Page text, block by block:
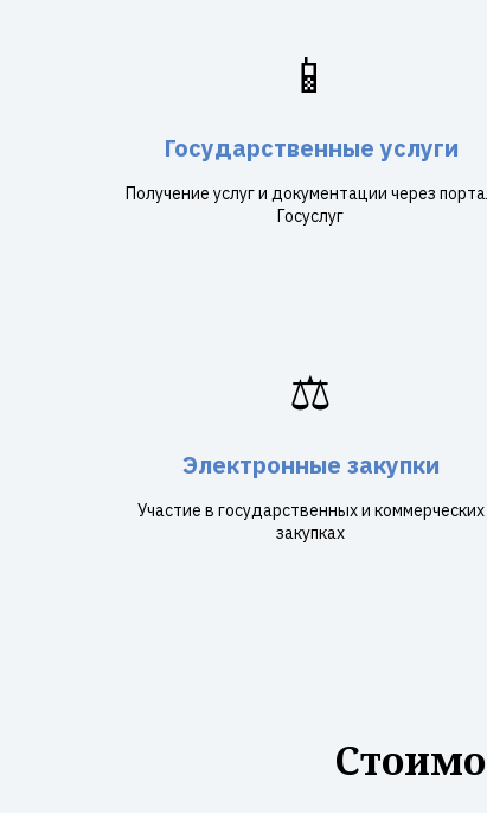
📱
Государственные услуги
Получение услуг и документации через
Госуслуг
⚖️
Электронные закупки
Участие в государственных и коммерческих
закупках